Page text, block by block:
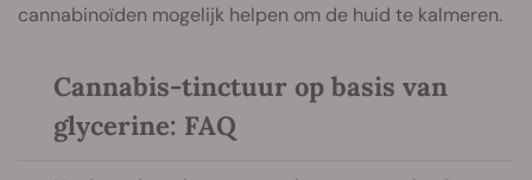
cannabinoïden mogelijk helpen om de huid te kalmeren.
Cannabis-tinctuur op basis van
glycerine: FAQ